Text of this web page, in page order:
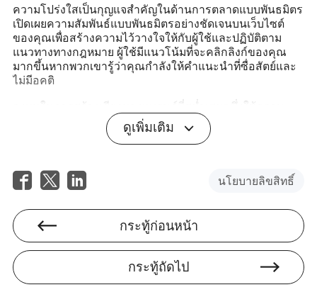
ความโปร่งใสเป็นกุญแจสำคัญในด้านการตลาดแบบพันธมิตร
เปิดเผยความสัมพันธ์แบบพันธมิตรอย่างชัดเจนบนเว็บไซต์
ของคุณเพื่อสร้างความไว้วางใจให้กับผู้ใช้และปฏิบัติตาม
แนวทางทางกฎหมาย ผู้ใช้มีแนวโน้มที่จะคลิกลิงก์ของคุณ
มากขึ้นหากพวกเขารู้ว่าคุณกำลังให้คำแนะนำที่ซื่อสัตย์และ
ไม่มีอคติ
ลงทุนในการสร้างเสียงของแบรนด์ที่สม่ำเสมอซึ่งให้ความ
สำคัญกับความช่วยเหลือและความชัดเจน ไม่ว่าจะผ่านการ
รีวิวผลิตภัณฑ์ที่ซื่อสัตย์ การมีส่วนร่วมของชุมชน หรือการ
สนับสนุนลูกค้าที่รวดเร็ว ความไว้วางใจจะกระตุ้นให้เกิดการ
นอกจากนี้ เนื้อหาที่ผู้ใช้สร้างขึ้น คำรับรอง และการให้
ชมเห็นว่าผู้อื่นได้รับประโยชน์จากคำแนะนำของคุณ พวกเขา
มีแนวโน้มที่จะดำเนินการตามคำแนะนำเหล่านั้นมากขึ้น การ
สร้างเว็บไซต์พันธมิตรที่เชื่อถือได้เป็นเกมที่ยาวนาน—แต่เป็น
หนึ่งในเกมที่คุ้มค่าที่สุด
ดูเพิ่มเติม
นโยบายลิขสิทธิ์
กระทู้ก่อนหน้า
กระทู้ถัดไป